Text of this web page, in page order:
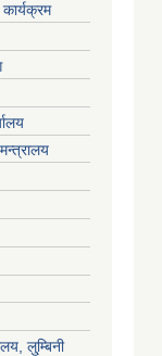
लु्म्बिनी